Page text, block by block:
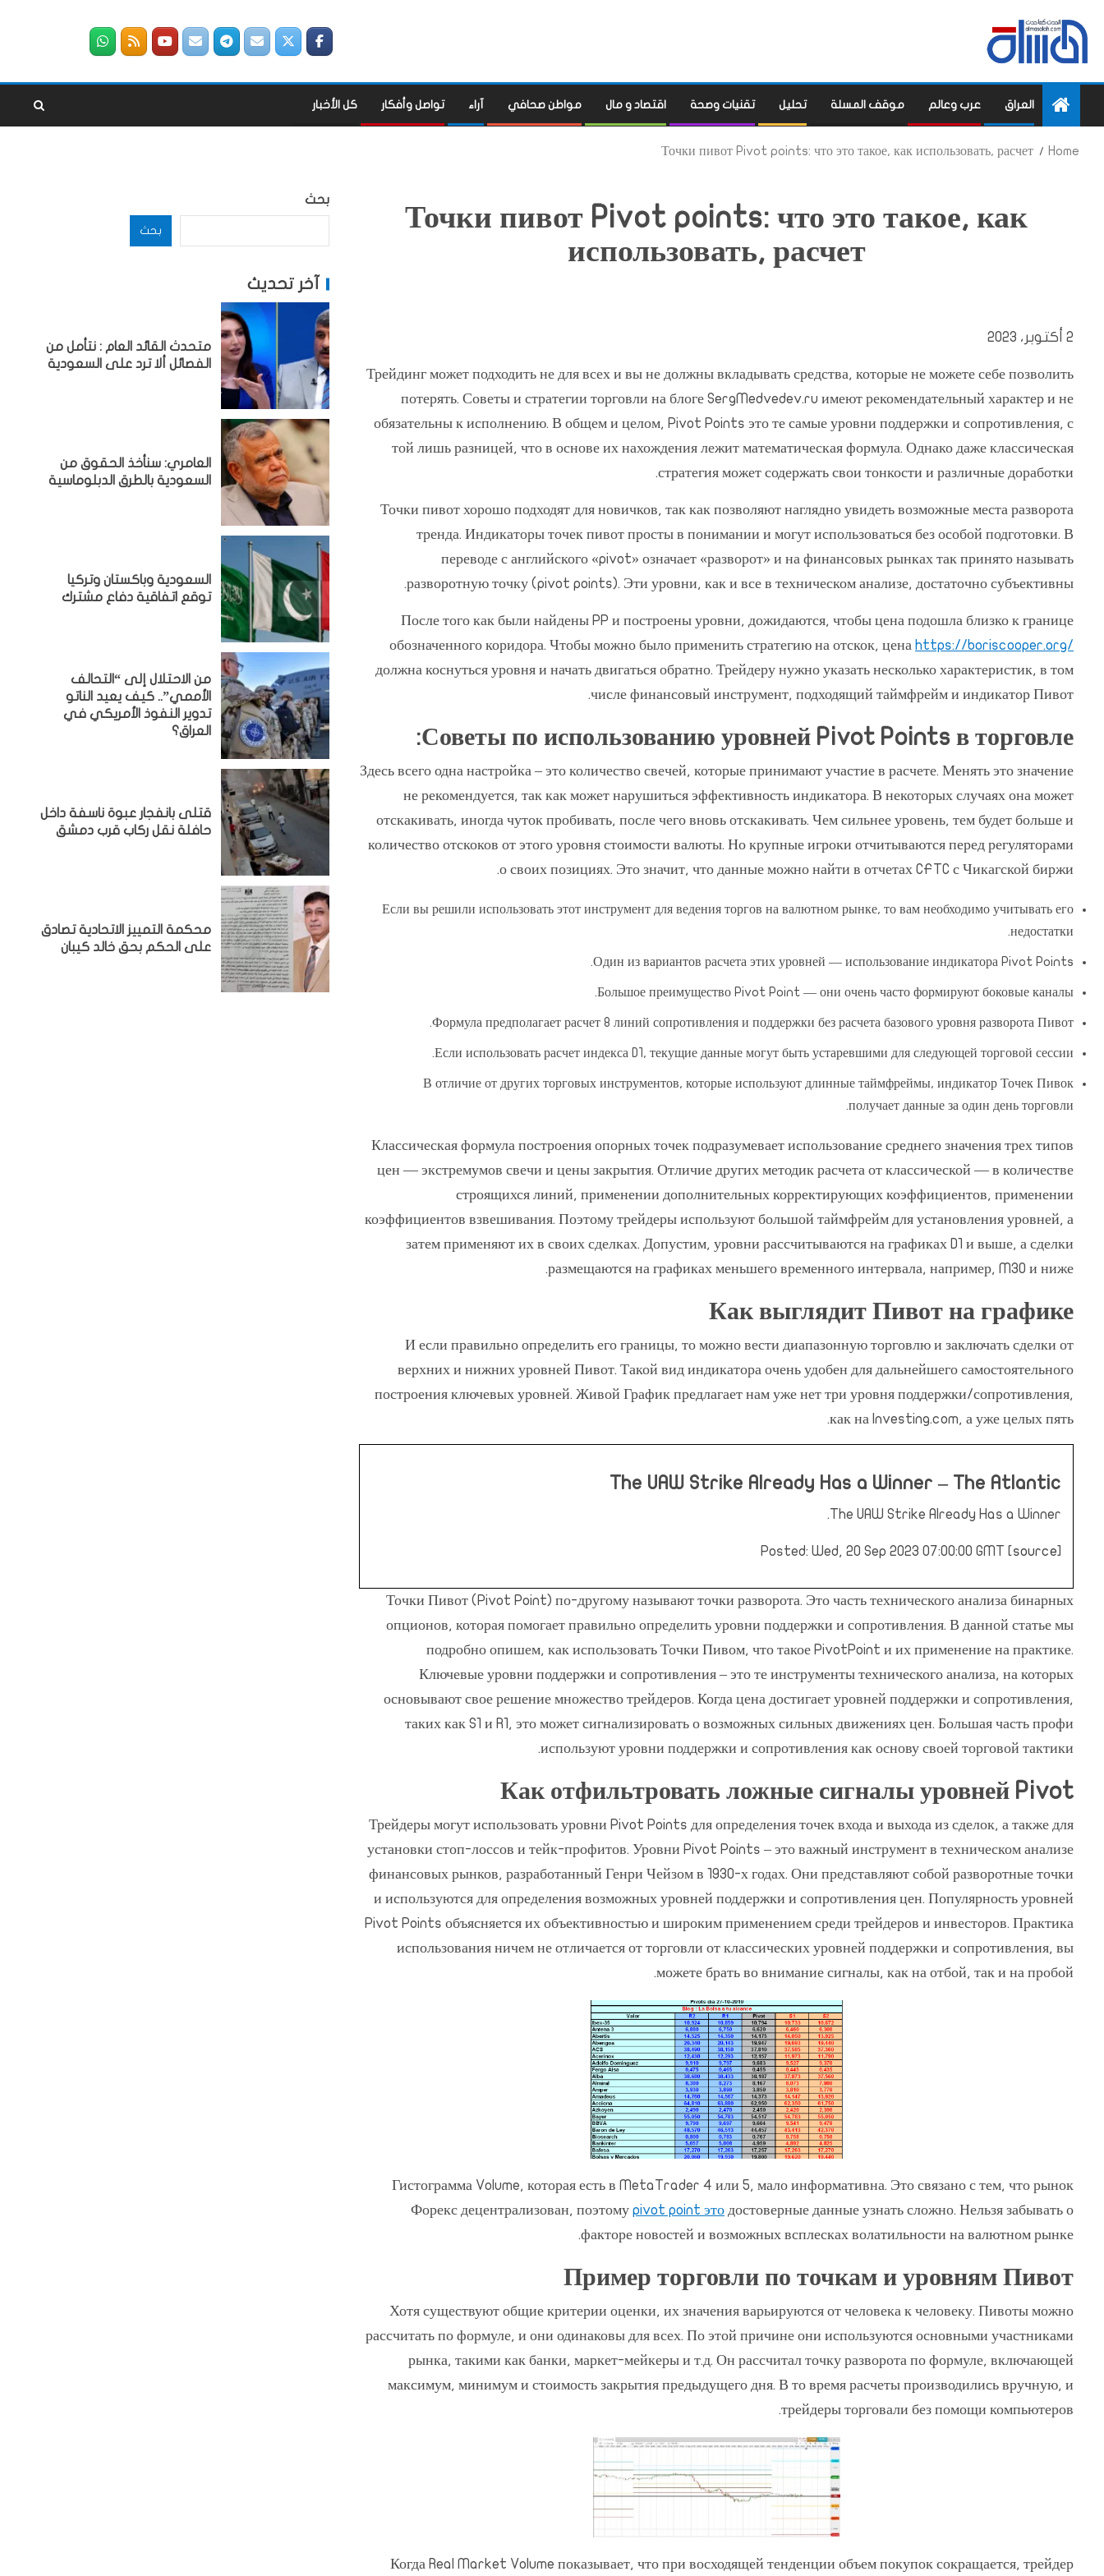
العراق عرب وعالم موقف المسلة تحليل تقنيات وصحة اقتصاد و مال مواطن صحافي آراء تواصل وأفكار كل الأخبار
Home
Точки пивот Pivot points: что это такое, как использовать, расчет
Точки пивот Pivot points: что это такое, как
использовать, расчет
2 أكتوبر، 2023
Трейдинг может подходить не для всех и вы не должны вкладывать средства, которые не можете себе позволить
потерять. Советы и стратегии торговли на блоге SergMedvedev.ru имеют рекомендательный характер и не
обязательны к исполнению. В общем и целом, Pivot Points это те самые уровни поддержки и сопротивления, с
той лишь разницей, что в основе их нахождения лежит математическая формула. Однако даже классическая
стратегия может содержать свои тонкости и различные доработки.
Точки пивот хорошо подходят для новичков, так как позволяют наглядно увидеть возможные места разворота
тренда. Индикаторы точек пивот просты в понимании и могут использоваться без особой подготовки. В
переводе с английского «pivot» означает «разворот» и на финансовых рынках так принято называть
разворотную точку (pivot points). Эти уровни, как и все в техническом анализе, достаточно субъективны.
После того как были найдены PP и построены уровни, дожидаются, чтобы цена подошла близко к границе
обозначенного коридора. Чтобы можно было применить стратегию на отскок, цена https://boriscooper.org/
должна коснуться уровня и начать двигаться обратно. Трейдеру нужно указать несколько характеристик, в том
числе финансовый инструмент, подходящий таймфрейм и индикатор Пивот.
Советы по использованию уровней Pivot Points в торговле:
Здесь всего одна настройка – это количество свечей, которые принимают участие в расчете. Менять это значение
не рекомендуется, так как может нарушиться эффективность индикатора. В некоторых случаях она может
отскакивать, иногда чуток пробивать, после чего вновь отскакивать. Чем сильнее уровень, тем будет больше и
количество отскоков от этого уровня стоимости валюты. Но крупные игроки отчитываются перед регуляторами
о своих позициях. Это значит, что данные можно найти в отчетах CFTC с Чикагской биржи.
Если вы решили использовать этот инструмент для ведения торгов на валютном рынке, то вам необходимо учитывать его
недостатки.
Один из вариантов расчета этих уровней — использование индикатора Pivot Points.
Большое преимущество Pivot Point — они очень часто формируют боковые каналы.
Формула предполагает расчет 8 линий сопротивления и поддержки без расчета базового уровня разворота Пивот.
Если использовать расчет индекса D1, текущие данные могут быть устаревшими для следующей торговой сессии.
В отличие от других торговых инструментов, которые используют длинные таймфреймы, индикатор Точек Пивок
получает данные за один день торговли.
Классическая формула построения опорных точек подразумевает использование среднего значения трех типов
цен — экстремумов свечи и цены закрытия. Отличие других методик расчета от классической — в количестве
строящихся линий, применении дополнительных корректирующих коэффициентов, применении
коэффициентов взвешивания. Поэтому трейдеры используют большой таймфрейм для установления уровней, а
затем применяют их в своих сделках. Допустим, уровни рассчитываются на графиках D1 и выше, а сделки
размещаются на графиках меньшего временного интервала, например, M30 и ниже.
Как выглядит Пивот на графике
И если правильно определить его границы, то можно вести диапазонную торговлю и заключать сделки от
верхних и нижних уровней Пивот. Такой вид индикатора очень удобен для дальнейшего самостоятельного
построения ключевых уровней. Живой График предлагает нам уже нет три уровня поддержки/сопротивления,
как на Investing.com, а уже целых пять.
The UAW Strike Already Has a Winner – The Atlantic
The UAW Strike Already Has a Winner.
Posted: Wed, 20 Sep 2023 07:00:00 GMT [source]
Точки Пивот (Pivot Point) по-другому называют точки разворота. Это часть технического анализа бинарных
опционов, которая помогает правильно определить уровни поддержки и сопротивления. В данной статье мы
подробно опишем, как использовать Точки Пивом, что такое PivotPoint и их применение на практике.
Ключевые уровни поддержки и сопротивления – это те инструменты технического анализа, на которых
основывают свое решение множество трейдеров. Когда цена достигает уровней поддержки и сопротивления,
таких как S1 и R1, это может сигнализировать о возможных сильных движениях цен. Большая часть профи
используют уровни поддержки и сопротивления как основу своей торговой тактики.
Как отфильтровать ложные сигналы уровней Pivot
Трейдеры могут использовать уровни Pivot Points для определения точек входа и выхода из сделок, а также для
установки стоп-лоссов и тейк-профитов. Уровни Pivot Points – это важный инструмент в техническом анализе
финансовых рынков, разработанный Генри Чейзом в 1930-х годах. Они представляют собой разворотные точки
и используются для определения возможных уровней поддержки и сопротивления цен. Популярность уровней
Pivot Points объясняется их объективностью и широким применением среди трейдеров и инвесторов. Практика
использования ничем не отличается от торговли от классических уровней поддержки и сопротивления, вы
можете брать во внимание сигналы, как на отбой, так и на пробой.
Гистограмма Volume, которая есть в MetaTrader 4 или 5, мало информативна. Это связано с тем, что рынок
Форекс децентрализован, поэтому pivot point это достоверные данные узнать сложно. Нельзя забывать о
факторе новостей и возможных всплесках волатильности на валютном рынке.
Пример торговли по точкам и уровням Пивот
Хотя существуют общие критерии оценки, их значения варьируются от человека к человеку. Пивоты можно
рассчитать по формуле, и они одинаковы для всех. По этой причине они используются основными участниками
рынка, такими как банки, маркет-мейкеры и т.д. Он рассчитал точку разворота по формуле, включающей
максимум, минимум и стоимость закрытия предыдущего дня. В то время расчеты производились вручную, и
трейдеры торговали без помощи компьютеров.
Когда Real Market Volume показывает, что при восходящей тенденции объем покупок сокращается, трейдер
بحث
بحث
آخر تحديث
متحدث القائد العام : نتأمل من
الفصائل ألا ترد على السعودية
العامري: سنأخذ الحقوق من
السعودية بالطرق الدبلوماسية
السعودية وباكستان وتركيا
توقع اتفاقية دفاع مشترك
من الاحتلال إلى “التحالف
الأممي”.. كيف يعيد الناتو
تدوير النفوذ الأمريكي في
العراق؟
قتلى بانفجار عبوة ناسفة داخل
حافلة نقل ركاب قرب دمشق
محكمة التمييز الاتحادية تصادق
على الحكم بحق خالد كيبان